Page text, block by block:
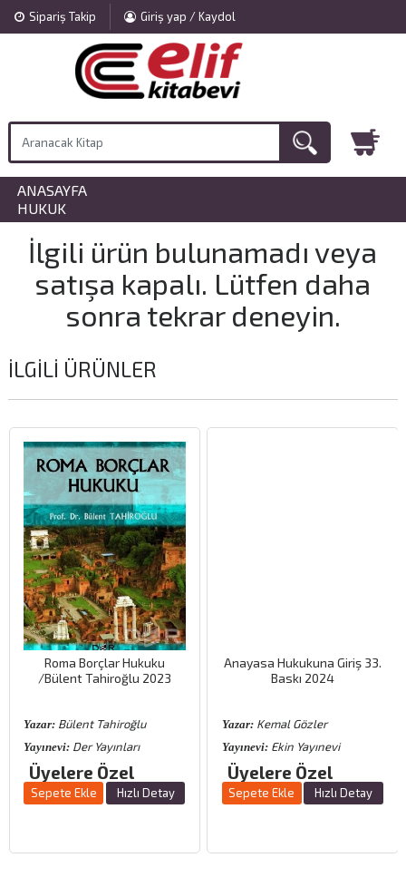
Sipariş Takip Giriş yap / Kaydol
ANASAYFA
HUKUK
İlgili ürün bulunamadı veya
satışa kapalı. Lütfen daha
sonra tekrar deneyin.
İLGILI ÜRÜNLER
Roma Borçlar Hukuku
/Bülent Tahiroğlu 2023
Yazar: Bülent Tahiroğlu
Yayınevi: Der Yayınları
Üyelere Özel
Sepete Ekle Hızlı Detay
Anayasa Hukukuna Giriş 33.
Baskı 2024
Yazar:Kemal Gözler
Yayınevi:Ekin Yayınevi
Üyelere Özel
Sepete Ekle Hızlı Detay